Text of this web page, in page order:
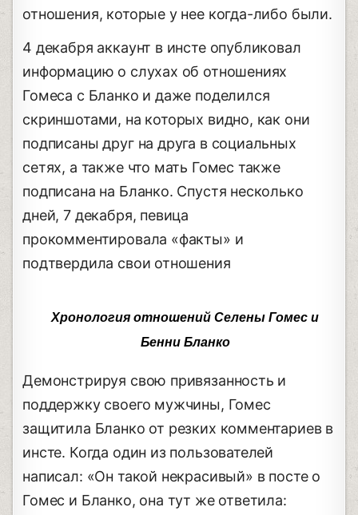
отношения, которые у нее когда-либо были.
4 декабря аккаунт в инсте опубликовал
информацию о слухах об отношениях
Гомеса с Бланко и даже поделился
скриншотами, на которых видно, как они
подписаны друг на друга в социальных
сетях, а также что мать Гомес также
подписана на Бланко. Спустя несколько
дней, 7 декабря, певица
прокомментировала «факты» и
подтвердила свои отношения
Хронология отношений Селены Гомес и
Бенни Бланко
Демонстрируя свою привязанность и
поддержку своего мужчины, Гомес
защитила Бланко от резких комментариев в
инсте. Когда один из пользователей
написал: «Он такой некрасивый» в посте о
Гомес и Бланко, она тут же ответила: